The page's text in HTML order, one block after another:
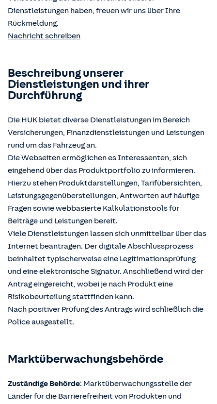
Dienstleistungen haben, freuen wir uns über Ihre
Rückmeldung.
Nachricht schreiben
Beschreibung unserer
Dienstleistungen und ihrer
Durchführung
Die HUK bietet diverse Dienstleistungen im Bereich
Versicherungen, Finanzdienstleistungen und Leistungen
rund um das Fahrzeug an.
Die Webseiten ermöglichen es Interessenten, sich
eingehend über das Produktportfolio zu informieren.
Hierzu stehen Produktdarstellungen, Tarifübersichten,
Leistungsgegenüberstellungen, Antworten auf häufige
Fragen sowie webbasierte Kalkulationstools für
Beiträge und Leistungen bereit.
Viele Dienstleistungen lassen sich unmittelbar über das
Internet beantragen. Der digitale Abschlussprozess
beinhaltet typischerweise eine Legitimationsprüfung
und eine elektronische Signatur. Anschließend wird der
Antrag eingereicht, wobei je nach Produkt eine
Risikobeurteilung stattfinden kann.
Nach positiver Prüfung des Antrags wird schließlich die
Police ausgestellt.
Marktüberwachungsbehörde
Zuständige Behörde: Marktüberwachungsstelle der
Länder für die Barrierefreiheit von Produkten und